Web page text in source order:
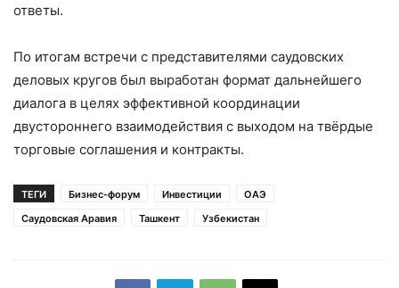
ответы.
По итогам встречи с представителями саудовских
деловых кругов был выработан формат дальнейшего
диалога в целях эффективной координации
двустороннего взаимодействия с выходом на твёрдые
торговые соглашения и контракты.
ТЕГИ Бизнес-форум Инвестиции
ОАЭ
Саудовская Аравия
Ташкент Узбекистан